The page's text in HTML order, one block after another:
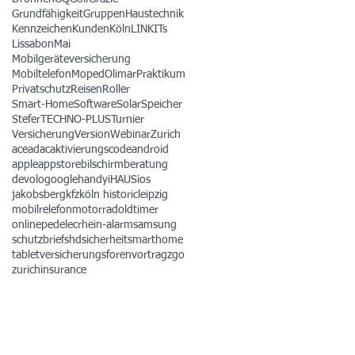
GrundfähigkeitGruppen Haustechnik
Kennzeichen Kunden Köln LINKITs
Lissabon Mai
Mobilgeräteversicherung
Mobiltelefon MopedOlimarPraktikum
PrivatschutzReisen Roller
Smart-HomeSoftwareSolarSpeicher
Stefer TECHNO-PLUS Turnier
VersicherungVersionWebinarZurich
aceadacaktivierungscodeandroid
appleappstorebilschirmberatung
devologooglehandyiHAUSios
jakobsberg kfzköln historic leipzig
mobilrelefonmotorradoldtimer
onlinepedelecrhein-alarmsamsung
schutzbriefshdsicherheitsmarthome
tabletversicherungsforenvortragzgo
zurichinsurance